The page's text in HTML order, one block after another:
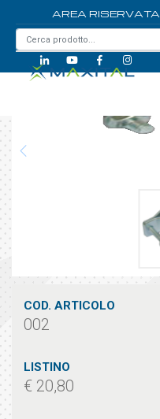
AREA RISERVATA
COD. ARTICOLO
002
LISTINO
€ 20,80